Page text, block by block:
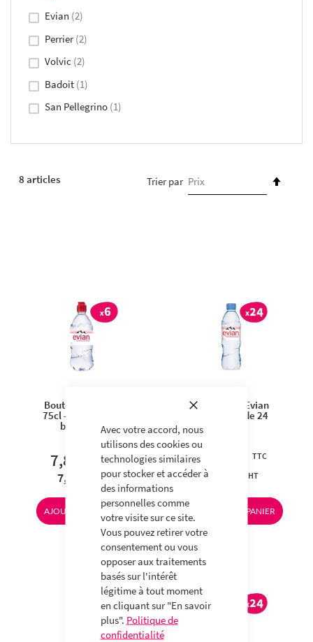
Avec votre accord, nous
utilisons des cookies ou
technologies similaires
pour stocker et accéder à
des informations
personnelles comme
votre visite sur ce site.
Vous pouvez retirer votre
consentement ou vous
opposer aux traitements
basés sur l'intérêt
légitime à tout moment
en cliquant sur "En savoir
plus". Politique de
confidentialité
8 articles Trier par
Bouteille d'Evian
75cl - Carton de 6
bouteilles
7,80 €
7,39 €
AJOUTER AU PANIER
Bouteille d'Evian
50cl - Pack de 24
19,20 €
18,20 €
AJOUTER AU PANIER
Evian 2
Perrier 2
Volvic 2
Badoit 1
San Pellegrino 1